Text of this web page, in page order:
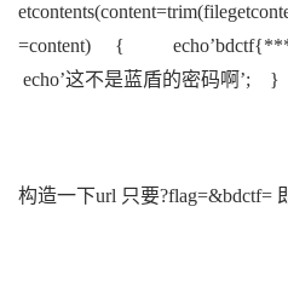
etcontents(
=content) {
echo’这不是蓝盾的密码啊
构造一下url 只要?flag=&bdctf=